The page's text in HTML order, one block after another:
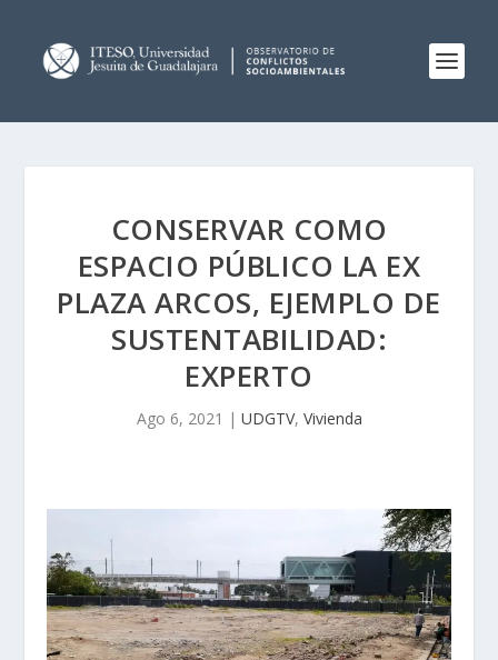
CONSERVAR COMO
ESPACIO PÚBLICO LA EX
PLAZA ARCOS, EJEMPLO DE
SUSTENTABILIDAD:
EXPERTO
Ago 6, 2021 | UDGTV, Vivienda